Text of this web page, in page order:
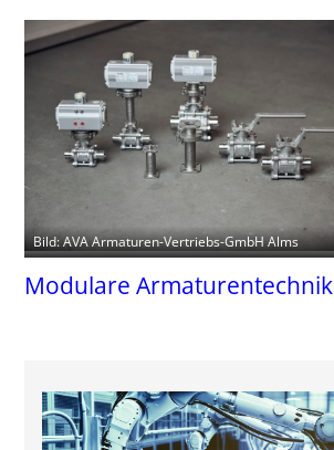
Bild: AVA Armaturen-Vertriebs-GmbH Alms
Modulare Armaturentechnik